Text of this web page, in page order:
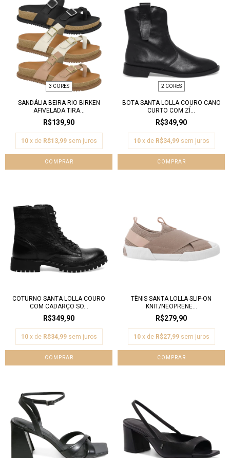
3 CORES
SANDÁLIA BEIRA RIO BIRKEN
AFIVELADA TIRA...
R$139,90
10 x de R$13,99 sem juros
COMPRAR
2 CORES
BOTA SANTA LOLLA COURO CANO
CURTO COM ZÍ...
R$349,90
10 x de R$34,99 sem juros
COMPRAR
COTURNO SANTA LOLLA COURO
COM CADARÇO SO...
R$349,90
10 x de R$34,99 sem juros
COMPRAR
TÊNIS SANTA LOLLA SLIP-ON
KNIT/NEOPRENE...
R$279,90
10 x de R$27,99 sem juros
COMPRAR